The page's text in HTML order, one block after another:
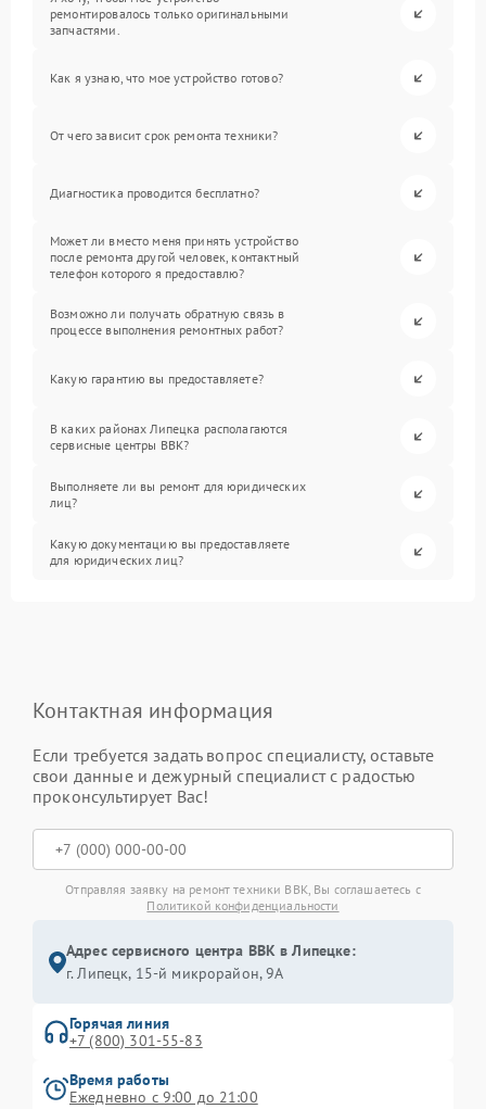
ремонтировалось только оригинальными
запчастями.
Как я узнаю, что мое устройство готово?
От чего зависит срок ремонта техники?
Диагностика проводится бесплатно?
Может ли вместо меня принять устройство
после ремонта другой человек, контактный
телефон которого я предоставлю?
Возможно ли получать обратную связь в
процессе выполнения ремонтных работ?
Какую гарантию вы предоставляете?
В каких районах Липецка располагаются
сервисные центры BBK?
Выполняете ли вы ремонт для юридических
лиц?
Какую документацию вы предоставляете
для юридических лиц?
Контактная информация
Если требуется задать вопрос специалисту, оставьте
свои данные и дежурный специалист с радостью
проконсультирует Вас!
Отправляя заявку на ремонт техники BBK, Вы соглашаетесь с
Политикой конфиденциальности
Адрес сервисного центра BBK в Липецке:
г. Липецк, 15-й микрорайон, 9А
Горячая линия
+7 (800) 301-55-83
Время работы
Ежедневно с 9:00 до 21:00